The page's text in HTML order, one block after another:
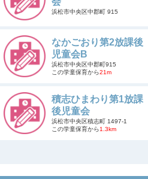
浜松市中央区中郡町 915
なかごおり第2放課後
児童会B
浜松市中央区中郡町915
この学童保育から21m
積志ひまわり第1放課
後児童会
浜松市中央区積志町 1497-1
この学童保育から1.3km